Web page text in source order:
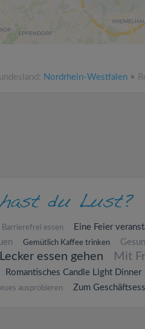
Nordrhein-Westfalen •
Barrierefrei essen Eine Feier
Gemütlich Kaffee trinken
Lecker essen gehen Mit
Romantisches Candle Light Dinner
ausprobieren Zum